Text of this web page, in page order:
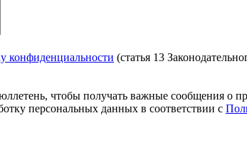
конфиденциальности (статья 13
чтобы получать важные сообщения о
персональных данных в соответствии с